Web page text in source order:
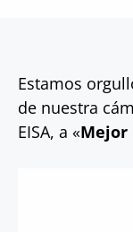
Estamos
de nuestra
EISA, a «Mejor